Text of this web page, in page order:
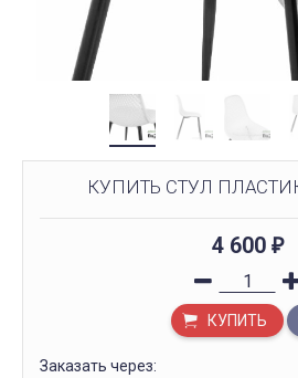
КУПИТЬ СТУЛ
4 600 ₽
КУПИТЬ
Заказать через: